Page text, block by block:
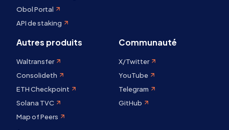
Obol Portal
API de staking
Autres produits
Waltransfer
Consolideth
ETH Checkpoint
Solana TVC
Map of Peers
Communauté
X/Twitter
YouTube
Telegram
GitHub